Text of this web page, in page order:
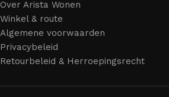
een uitgebreide catalogus met
kantoor.
Meubelproductie is een moderne
Over Arista Wonen
Winkel & route
Algemene voorwaarden
Privacybeleid
Retourbeleid & Herroepingsrecht